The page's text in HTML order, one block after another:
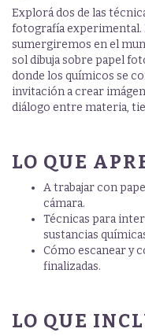
Explorá dos de las
fotografía experimental.
sumergiremos en el
sol dibuja sobre papel
donde los químicos se
invitación a crear
diálogo entre materia,
LO QUE
A trabajar con
cámara.
Técnicas para
sustancias
Cómo escanear y
finalizadas.
LO QUE